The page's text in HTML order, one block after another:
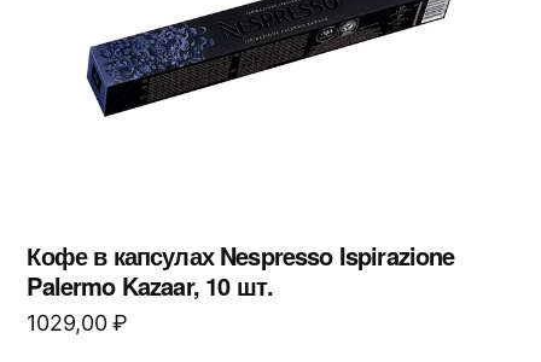
Кофе в капсулах Nespresso Ispirazione
Palermo Kazaar, 10 шт.
1029,00₽